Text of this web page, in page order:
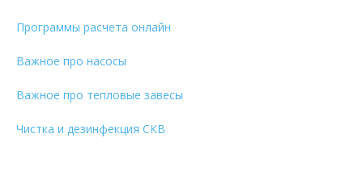
Программы расчета онлайн
Важное про насосы
Важное про тепловые завесы
Чистка и дезинфекция СКВ